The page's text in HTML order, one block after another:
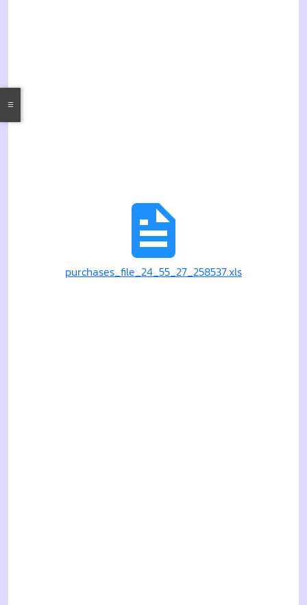
purchases_file_24_55_27_258537.xls